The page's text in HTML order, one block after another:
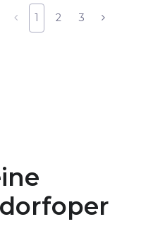
1 2 3